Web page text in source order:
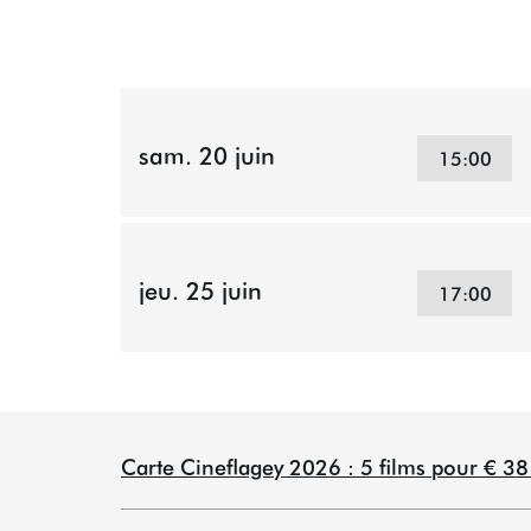
sam. 20 juin 15:00
jeu. 25 juin 17:00
Carte Cineflagey 2026 : 5 films pour €